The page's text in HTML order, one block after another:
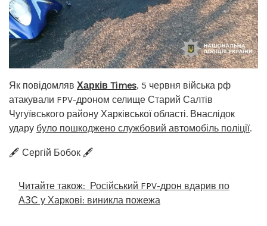
Як повідомляв Харків Times, 5 червня війська рф
атакували FPV-дроном селище Старий Салтів
Чугуївського району Харківської області. Внаслідок
удару було пошкоджено службовий автомобіль поліції.
🖋️ Сергій Бобок 🖋️
Читайте також: Російський FPV-дрон вдарив по
АЗС у Харкові: виникла пожежа